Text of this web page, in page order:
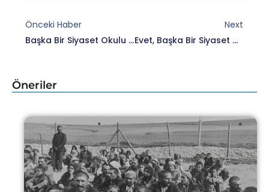
Önceki Haber
Başka Bir Siyaset Okulu 2021’in Mezunları Sertifikalarını Aldı.
Next
Evet, Başka Bir Siyaset De Mümkün, Okulu Da…
Öneriler